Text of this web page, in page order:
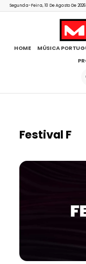
Segunda-Feira, 10 De Agosto De 2026
HOME MÚSICA
Festival F